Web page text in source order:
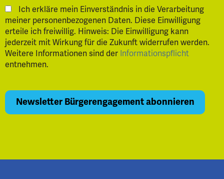
Ich erkläre mein Einverständnis in die Verarbeitung
meiner personenbezogenen Daten. Diese Einwilligung
erteile ich freiwillig. Hinweis: Die Einwilligung kann
jederzeit mit Wirkung für die Zukunft widerrufen werden.
Weitere Informationen sind der Informationspflicht
entnehmen.